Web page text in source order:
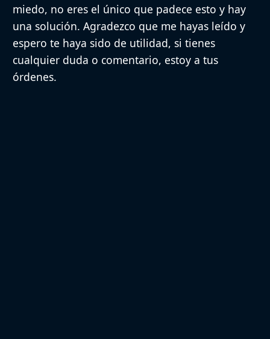
miedo, no eres el único que padece esto y hay
una solución. Agradezco que me hayas leído y
espero te haya sido de utilidad, si tienes
cualquier duda o comentario, estoy a tus
órdenes.